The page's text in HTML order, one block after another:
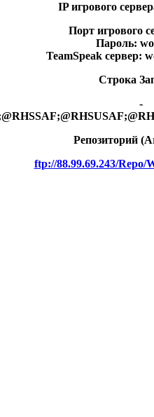
IP игрового
Порт игрового
Пароль:
TeamSpeak сервер:
Строка
-
Репозиторий
ftp://88.99.69.243/Repo/